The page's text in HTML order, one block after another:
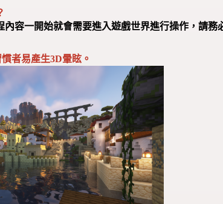
容一開始就會需要進入遊戲世界進行操作，請務
者易產生3D暈眩。